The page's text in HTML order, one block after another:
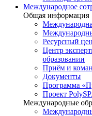
Международное
Общая информация
Ресурсный
Центр
образовании
Приём и
Документы
Программа
Проект
Международные